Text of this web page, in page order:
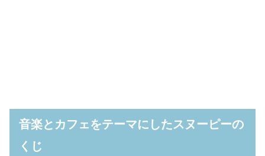
音楽とカフェをテーマにしたスヌーピーの
くじ